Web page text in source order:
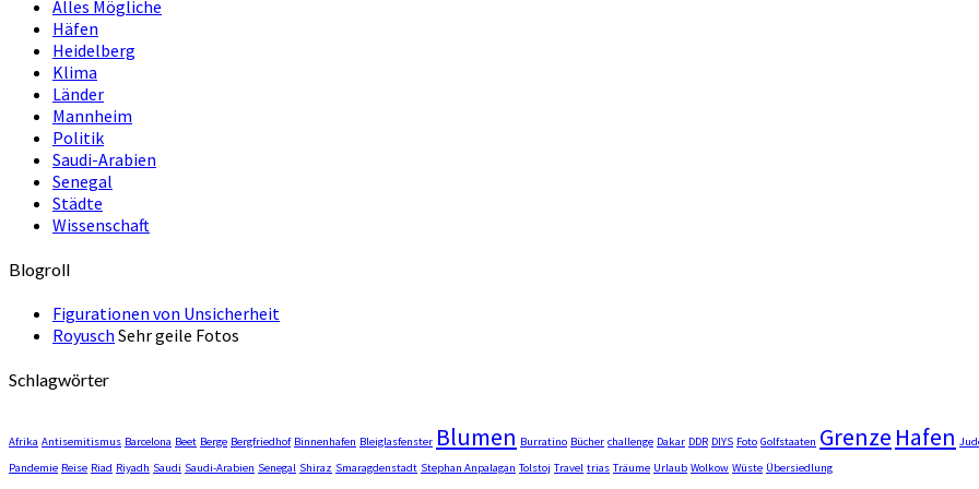
Alles Mögliche
Häfen
Heidelberg
Klima
Länder
Mannheim
Politik
Saudi-Arabien
Senegal
Städte
Wissenschaft
Blogroll
Figurationen von Unsicherheit
Royusch Sehr geile Fotos
Schlagwörter
Afrika Antisemitismus Barcelona Beet Berge Bergfriedhof Binnenhafen Bleiglasfenster Blumen Burratino Bücher challenge Dakar DDR DIYS Foto Golfstaaten Grenze Hafen
Pandemie Reise Riad Riyadh Saudi Saudi-Arabien Senegal Shiraz Smaragdenstadt Stephan Anpalagan Tolstoj Travel trias Träume Urlaub Wolkow Wüste Übersiedlung